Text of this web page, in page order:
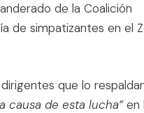
de la Coalición
de simpatizantes en el
que lo
causa de esta lucha”en